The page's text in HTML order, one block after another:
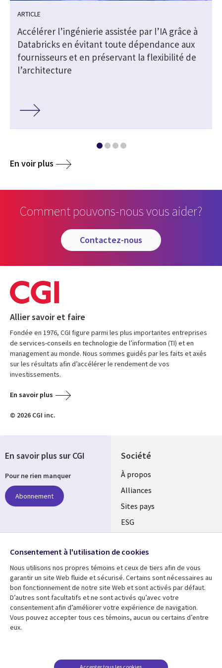
ARTICLE
Accélérer l’ingénierie assistée par l’IA grâce à
Databricks en évitant toute dépendance aux
fournisseurs et en préservant la flexibilité de
l’architecture
En voir plus
Comment pouvons-nous vous aider?
contactez-nous
Allier savoir et faire
Fondée en 1976, CGI figure parmi les plus importantes entreprises
de services-conseils en technologie de l’information (TI) et en
management au monde. Nous sommes guidés par les faits et axés
sur les résultats afin d’accélérer le rendement de vos
investissements.
En savoir plus
© 2026 CGI inc.
Société
À propos
Alliances
Sites pays
ESG
Fusions
Salle de presse
Ressources
Articles
Études de cas
Support
Restrictions et
En savoir plus sur CGI
Pour ne rien manquer
Abonnement
Suivez-nous
Social
Media
Global
FR
Consentement à l'utilisation de cookies
Nous utilisons nos propres témoins et ceux de tiers afin de vous
garantir un site Web fluide et sécurisé. Certains sont nécessaires au
bon fonctionnement de notre site Web et sont activés par défaut.
D’autres sont facultatifs et ne sont activés qu’avec votre
consentement afin d’améliorer votre expérience de navigation.
Vous pouvez accepter tous ces témoins, aucun ou certains d’entre
eux.